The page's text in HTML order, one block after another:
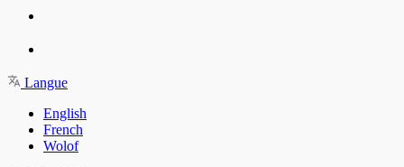
Langue
English
French
Wolof